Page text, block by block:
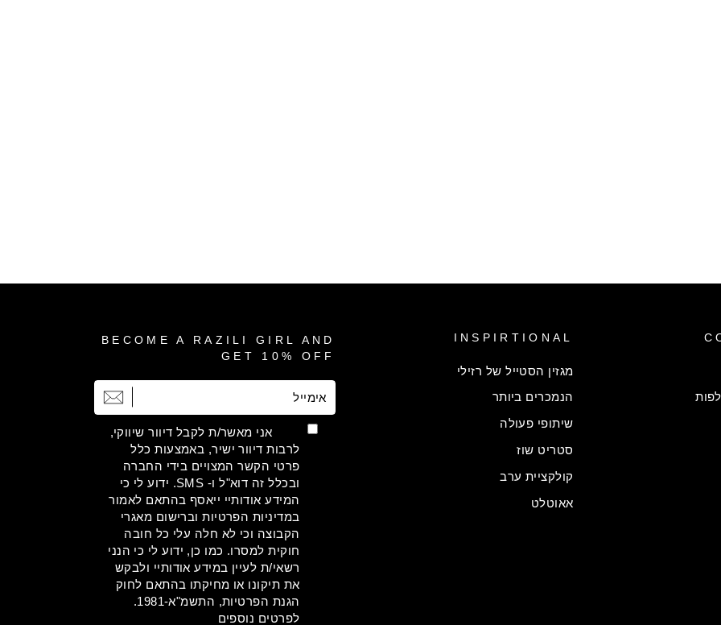
INSPIRTIONAL
מגזין הסטייל של רזילי
הנמכרים ביותר
שיתופי פעולה
סטריט שוז
קולקציית ערב
אאוטלט
BECOME A RAZILI GIRL AND
GET 10% OFF
אימייל
הרשמה
אני מאשר/ת לקבל דיוור שיווקי,
לרבות דיוור ישיר, באמצעות כלל
פרטי הקשר המצויים בידי החברה
ובכלל זה דוא"ל ו- SMS. ידוע לי כי
המידע אודותיי ייאסף בהתאם לאמור
במדיניות הפרטיות וברישום מאגרי
הקבוצה וכי לא חלה עלי כל חובה
חוקית למסרו. כמו כן, ידוע לי כי הנני
רשאי/ת לעיין במידע אודותיי ולבקש
את תיקונו או מחיקתו בהתאם לחוק
הגנת הפרטיות, התשמ"א-1981.
לפרטים נוספים